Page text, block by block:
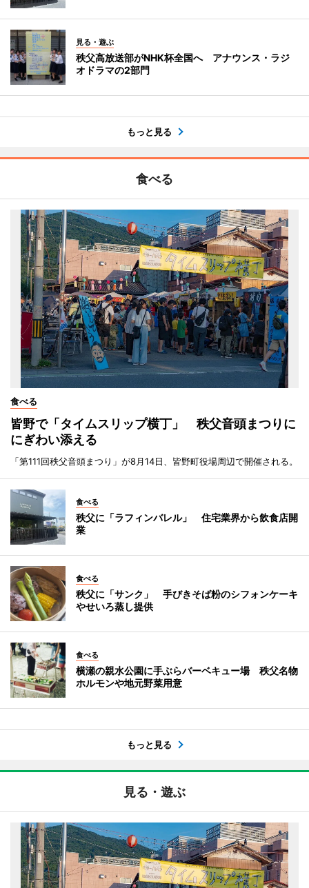
見る・遊ぶ
秩父高放送部がNHK杯全国へ アナウンス・ラジ
オドラマの2部門
もっと見る
食べる
食べる
皆野で「タイムスリップ横丁」 秩父音頭まつりに
にぎわい添える
「第111回秩父音頭まつり」が8月14日、皆野町役場周辺で開催される。
食べる
秩父に「ラフィンバレル」 住宅業界から飲食店開
業
食べる
秩父に「サンク」 手びきそば粉のシフォンケーキ
やせいろ蒸し提供
食べる
横瀬の親水公園に手ぶらバーベキュー場 秩父名物
ホルモンや地元野菜用意
もっと見る
見る・遊ぶ